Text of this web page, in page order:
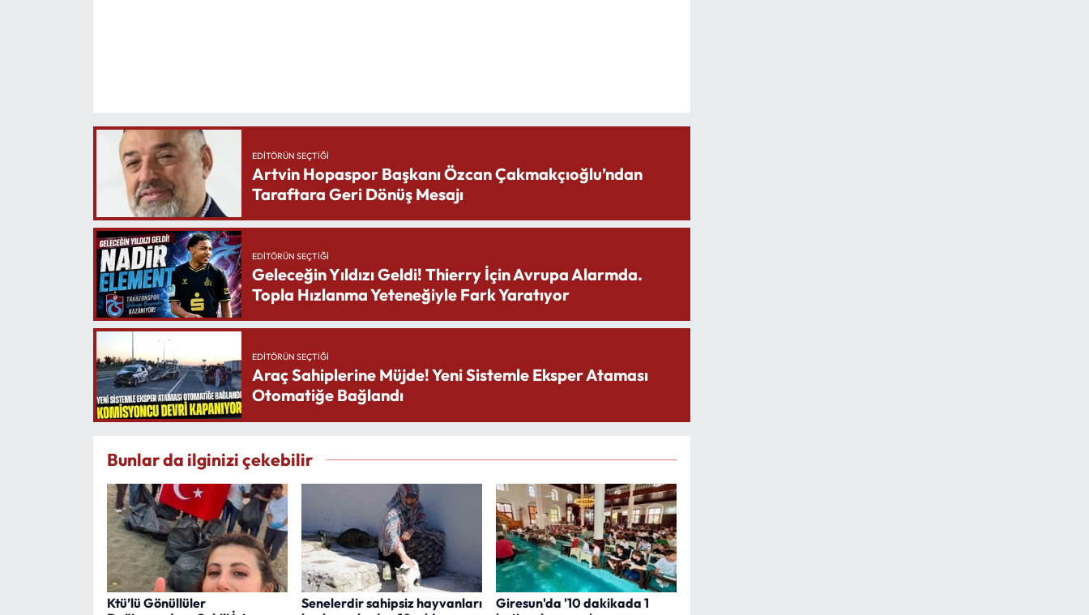
EDITÖRÜN SEÇTIĞI
Artvin Hopaspor Başkanı Özcan Çakmakçıoğlu’ndan
Taraftara Geri Dönüş Mesajı
EDITÖRÜN SEÇTIĞI
Geleceğin Yıldızı Geldi! Thierry İçin Avrupa Alarmda.
Topla Hızlanma Yeteneğiyle Fark Yaratıyor
EDITÖRÜN SEÇTIĞI
Araç Sahiplerine Müjde! Yeni Sistemle Eksper Ataması
Otomatiğe Bağlandı
Bunlar da ilginizi çekebilir
Ktü’lü Gönüllüler
Senelerdir sahipsiz hayvanları
Giresun'da '10 dakikada 1